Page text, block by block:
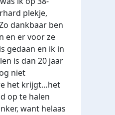
plekje,
dankbaar ben
en er voor ze
gedaan en ik in
is dan 20 jaar
niet
het krijgt…het
op te halen
want helaas